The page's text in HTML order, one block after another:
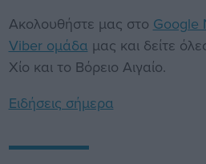
Ακολουθήστε μας στο Google
Viber ομάδα μας και δείτε
Χίο και το Βόρειο Αιγαίο.
Ειδήσεις σήμερα